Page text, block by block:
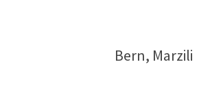
Bern, Marzili